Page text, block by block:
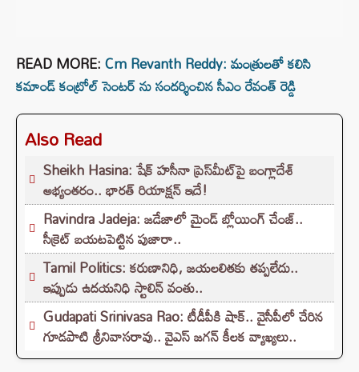
READ MORE:Cm Revanth Reddy: మంత్రులతో కలిసి
కమాండ్ కంట్రోల్ సెంటర్ ను సందర్శించిన సీఎం రేవంత్ రెడ్డి
Also Read
Sheikh Hasina: షేక్ హసీనా ప్రెస్‌మీట్‌పై బంగ్లాదేశ్
అభ్యంతరం.. భారత్ రియాక్షన్ ఇదే!
Ravindra Jadeja: జడేజాలో మైండ్ బ్లోయింగ్ చేంజ్..
సీక్రెట్ బయటపెట్టిన పుజారా..
Tamil Politics: కరుణానిధి, జయలలితకు తప్పలేదు..
ఇప్పుడు ఉదయనిధి స్టాలిన్ వంతు..
Gudapati Srinivasa Rao: టీడీపీకి షాక్‌.. వైసీపీలో చేరిన
గూడపాటి శ్రీనివాసరావు.. వైఎస్‌ జగన్‌ కీలక వ్యాఖ్యలు..